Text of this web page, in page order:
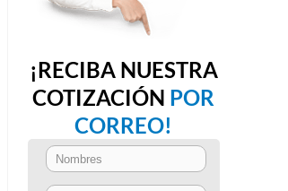
¡RECIBA NUESTRA
COTIZACIÓN POR
CORREO!